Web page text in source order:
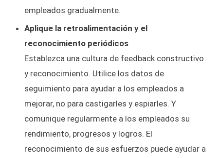
empleados gradualmente.
Aplique la retroalimentación y el
reconocimiento periódicos
Establezca una cultura de feedback constructivo
y reconocimiento. Utilice los datos de
seguimiento para ayudar a los empleados a
mejorar, no para castigarles y espiarles. Y
comunique regularmente a los empleados su
rendimiento, progresos y logros. El
reconocimiento de sus esfuerzos puede ayudar a